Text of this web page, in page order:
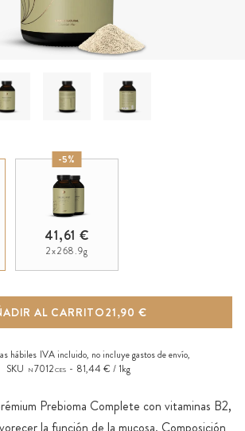
Prebioma Complete con vitaminas B2,
-5%
41,61 €
2x268.9g
AL CARRITO21,90 €
hábiles IVA incluido, no incluyegastos de envío,
SKU
N7012CES 81,44 € / 1kg